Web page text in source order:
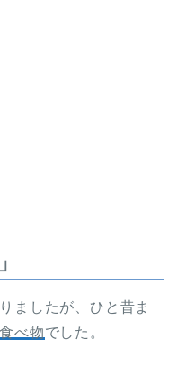
ましたが、ひと昔ま
べ物でした。